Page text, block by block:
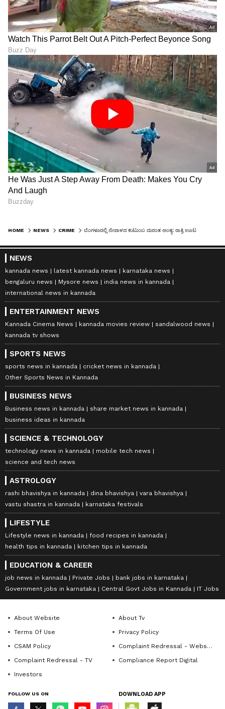
HOME NEWS CRIME
NEWS
kannada news latest kannada news
karnataka news
bengaluru news
Mysore news
india news in kannada
international news in kannada
ENTERTAINMENT NEWS
Kannada Cinema News kannada movies review
sandalwood news
kannada tv shows
SPORTS NEWS
sports news in kannada
cricket news in kannada
Other Sports News in Kannada
BUSINESS NEWS
Business news in kannada
share market news in kannada
business ideas in kannada
SCIENCE & TECHNOLOGY
technology news in kannada
mobile tech news
science and tech news
ASTROLOGY
rashi bhavishya in kannada dina bhavishya
vara bhavishya
vastu shastra in kannada
karnataka festivals
LIFESTYLE
Lifestyle news in kannada
food recipes in kannada
health tips in kannada
kitchen tips in kannada
EDUCATION & CAREER
job news in kannada Private Jobs
bank jobs in karnataka
Government jobs in karnataka
Central Govt Jobs in Kannada IT Jobs
About Website
About Tv
Terms Of Use
Privacy Policy
CSAM Policy
Complaint Redressal - Website
Complaint Redressal - TV
Compliance Report Digital
Investors
FOLLOW US ON DOWNLOAD APP